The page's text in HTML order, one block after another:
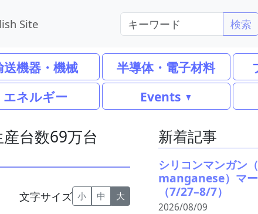
Site 検索
送機器・機械 半導体・電子材料
エネルギー Events
台数69万台
文字サイズ 小 中 大
新着記事
シリコンマンガン
manganese）マ
（7/27–8/7）
2026/08/09